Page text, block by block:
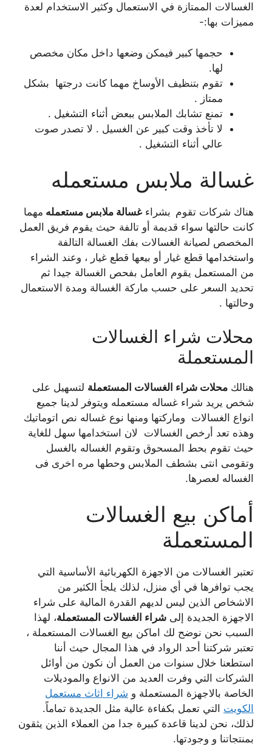
الغسالات الممتازة في الاستعمال وكثير الاستخدام لعدة
مميزات بها:-
حجمها كبير فيمكن وضعها داخل مكان مخصص
لها.
تقوم بتنظيف الأوساخ مهما كانت درجتها بشكل
ممتاز .
تمنع تشابك الملابس ببعض أثناء التشغيل .
لا تأخذ وقت كبير عن الغسيل . لا تصدر صوت
عالي أثناء التشغيل .
غسالة ملابس مستعمله
هناك شركات تقوم بشراءغسالة ملابس مستعمله مهما
كانت حالتها سواء قديمة أو تالفة حيث يقوم فريق العمل
المخصص لصيانة الغسالات بفك الغسالة التالفة
واستخدامها قطع غيار أو بيعها قطع غيار ، وعند الشراء
من المستعمل يقوم العامل بفحص الغسالة جيدا ثم
تحديد السعر على حسب ماركة الغسالة ومدة الاستعمال
وحالتها .
محلات شراء الغسالات
المستعملة
هنالك محلات شراء الغسالات المستعملة لتسهيل على
شخص يريد شراء غساله مستعمله ويتوفر لدينا جميع
انواع الغسالات وماركتها ومنها نوع غساله نص اتوماتيك
وهذه تعد أرخص الغسالات لان استخدامها سهل للغاية
حيث تقوم بحط المسحوق وتقوم الغساله بالغسل
وتقومى انتى بشطف الملابس وحطها مره اخرى فى
الغساله لعصرها.
أماكن بيع الغسالات
المستعملة
تعتبر الغسالات من الاجهزة الكهربائية الأساسية التي
يجب توافرها في أي منزل، لذلك يلجأ الكثير من
الاشخاص الذين ليس لديهم القدرة المالية على شراء
الاجهزة الجديدة إلى شراء الغسالات المستعملة، لهذا
السبب نحن نوضح لك اماكن بيع الغسالات المستعملة ،
تعتبر شركتنا أحد الرواد في هذا المجال حيث أننا
استطعنا خلال سنوات من العمل أن نكون من أوائل
الشركات التي وفرت العديد من الانواع والموديلات
الخاصة بالاجهزة المستعملة و شراء اثاث مستعمل
الكويت التي تعمل بكفاءة عالية مثل الجديدة تماماً.
لذلك، نحن لدينا قاعدة كبيرة جدا من العملاء الذين يثقون
بمنتجاتنا و وجودتها.